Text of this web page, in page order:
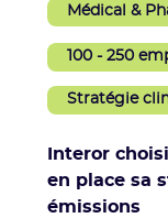
Médical &
100 - 250
Stratégie
Interor
en place sa
émissions